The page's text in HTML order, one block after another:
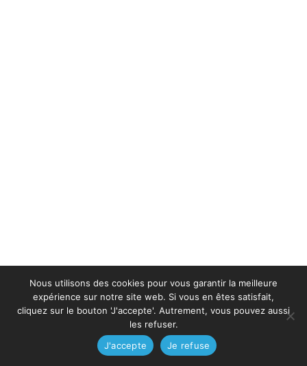
Nous utilisons des cookies pour vous garantir la meilleure
expérience sur notre site web. Si vous en êtes satisfait,
cliquez sur le bouton 'J'accepte'. Autrement, vous pouvez aussi
les refuser.
J'accepte
Je refuse